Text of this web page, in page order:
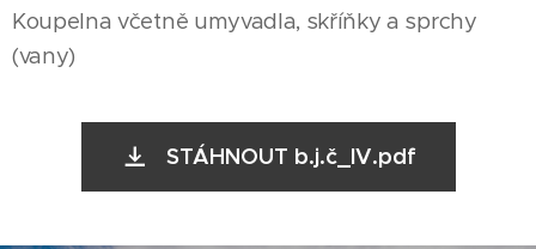
Koupelna včetně umyvadla, skříňky a sprchy
(vany)
STÁHNOUT b.j.č_IV.pdf